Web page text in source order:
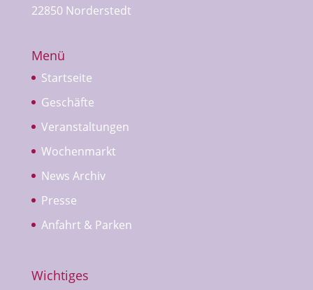
22850 Norderstedt
Menü
Startseite
Geschäfte
Veranstaltungen
Wochenmarkt
News Archiv
Presse
Anfahrt & Parken
Wichtiges